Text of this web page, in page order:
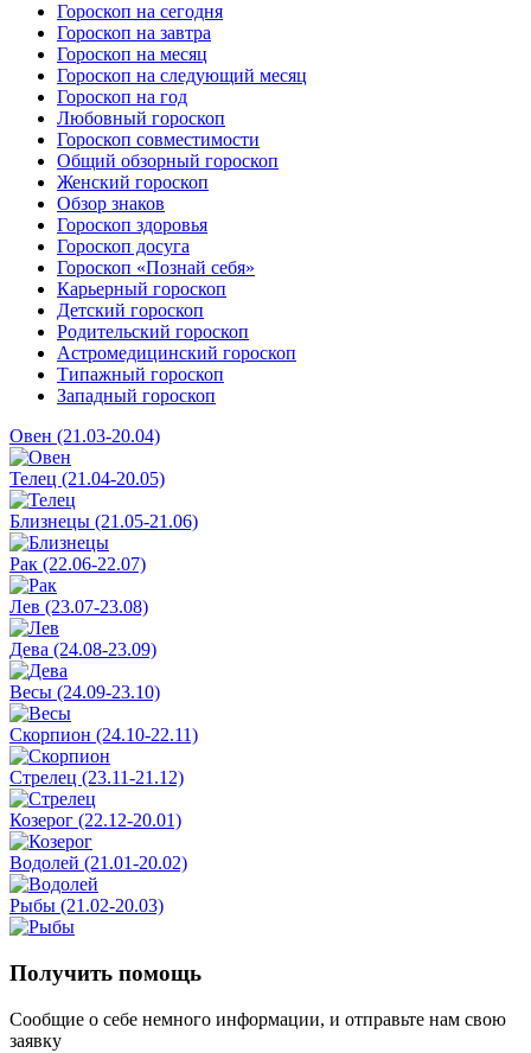
Гороскоп на сегодня
Гороскоп на завтра
Гороскоп на месяц
Гороскоп на следующий месяц
Гороскоп на год
Любовный гороскоп
Гороскоп совместимости
Общий обзорный гороскоп
Женский гороскоп
Обзор знаков
Гороскоп здоровья
Гороскоп досуга
Гороскоп «Познай себя»
Карьерный гороскоп
Детский гороскоп
Родительский гороскоп
Астромедицинский гороскоп
Типажный гороскоп
Западный гороскоп
Овен (21.03-20.04)
Телец (21.04-20.05)
Близнецы (21.05-21.06)
Рак (22.06-22.07)
Лев (23.07-23.08)
Дева (24.08-23.09)
Весы (24.09-23.10)
Скорпион (24.10-22.11)
Стрелец (23.11-21.12)
Козерог (22.12-20.01)
Водолей (21.01-20.02)
Рыбы (21.02-20.03)
Получить помощь
Сообщие о себе немного информации, и отправьте нам свою
заявку